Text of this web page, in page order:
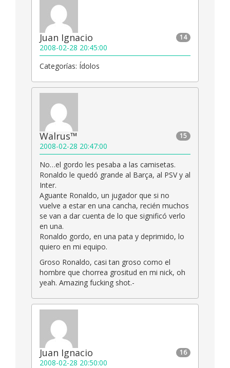
14
Juan Ignacio
2008-02-28 20:45:00
Categorías: Ídolos
15
Walrus™
2008-02-28 20:47:00
No…el gordo les pesaba a las camisetas.
Ronaldo le quedó grande al Barça, al PSV y al
Inter.
Aguante Ronaldo, un jugador que si no
vuelve a estar en una cancha, recién muchos
se van a dar cuenta de lo que significó verlo
en una.
Ronaldo gordo, en una pata y deprimido, lo
quiero en mi equipo.
Groso Ronaldo, casi tan groso como el
hombre que chorrea grositud en mi nick, oh
yeah. Amazing fucking shot.-
16
Juan Ignacio
2008-02-28 20:50:00